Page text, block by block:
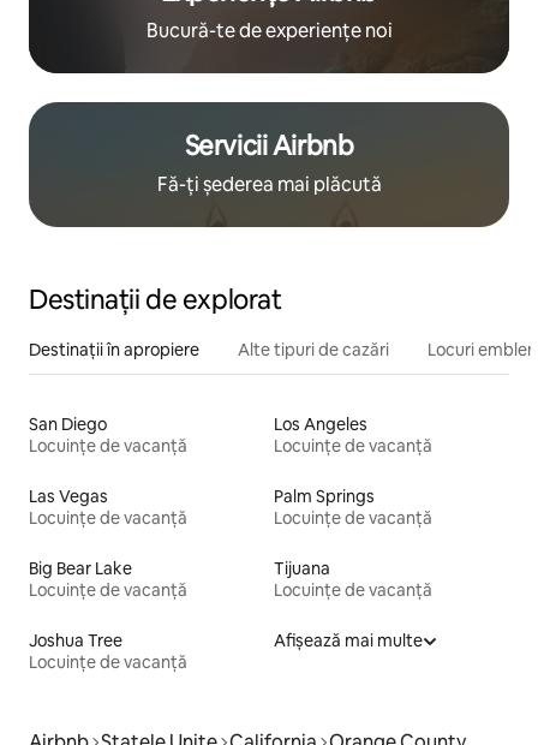
Bucură-te de experiențe noi
Servicii Airbnb
Fă-ți șederea mai plăcută
Destinații de explorat
Destinații în apropiere Alte tipuri de cazări Locuri
San Diego
Locuințe de vacanță
Los Angeles
Locuințe de vacanță
Las Vegas
Locuințe de vacanță
Palm Springs
Locuințe de vacanță
Big Bear Lake
Locuințe de vacanță
Tijuana
Locuințe de vacanță
Joshua Tree
Locuințe de vacanță
Afișează mai multe